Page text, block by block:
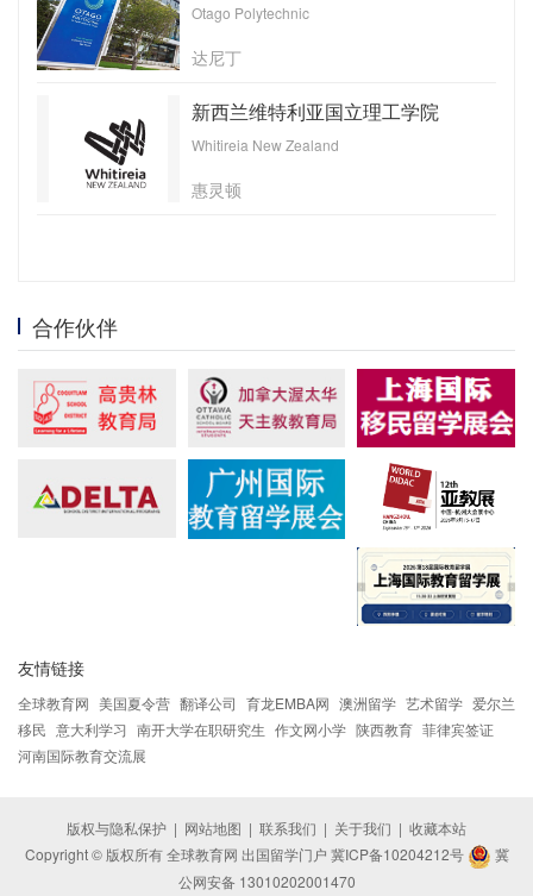
Otago Polytechnic
达尼丁
新西兰维特利亚国立理工学院
Whitireia New Zealand
惠灵顿
合作伙伴
友情链接
全球教育网 美国夏令营 翻译公司 育龙EMBA网 澳洲留学 艺术留学 爱尔兰
移民 意大利学习 南开大学在职研究生 作文网小学 陕西教育 菲律宾签证
河南国际教育交流展
版权与隐私保护 | 网站地图 | 联系我们 | 关于我们 | 收藏本站
Copyright © 版权所有 全球教育网 出国留学门户 冀ICP备10204212号
冀
公网安备 13010202001470